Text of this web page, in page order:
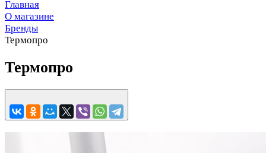
Главная
О магазине
Бренды
Термопро
Термопро